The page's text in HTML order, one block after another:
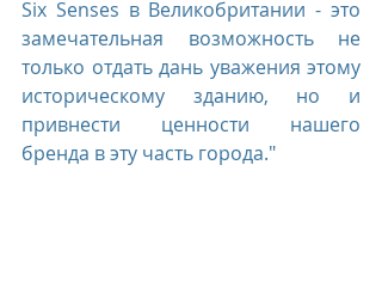
Six Senses в Великобритании - это
замечательная возможность не
только отдать дань уважения этому
историческому зданию, но и
привнести ценности нашего
бренда в эту часть города."